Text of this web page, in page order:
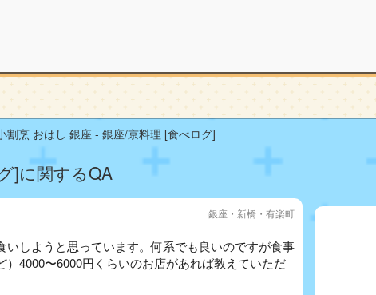
割烹 おはし 銀座 - 銀座/京料理 [食べログ]
]に関するQA
銀座・新橋・有楽町
しようと思っています。何系でも良いのですが食事
4000〜6000円くらいのお店があれば教えていただ